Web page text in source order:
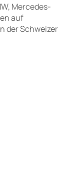
Mercedes-
auf
der Schweizer